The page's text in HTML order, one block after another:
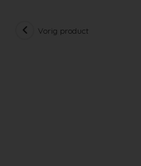
Vorig product